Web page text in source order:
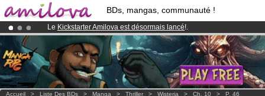
BDs, mangas, communauté !
Le Kickstarter Amilova est désormais lancé!.
Abonnement premium: à partir de3.95 eurospar mois !Clique ici
Déjà 100000membreset 1000BDs & Mangas!
Accueil > Liste Des BDs > Manga > Thriller > Wisteria > Ch. 10 > P. 46